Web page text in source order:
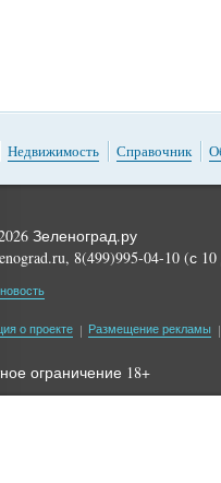
Недвижимость Справочник
Зеленоград.ру
8(499)995-04-10 (с
о проекте Размещение рекламы
ограничение 18+